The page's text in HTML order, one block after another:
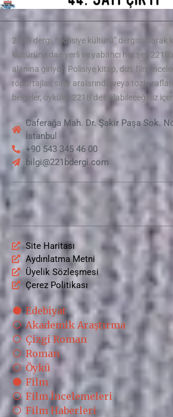
221B dergi, “polisiye kültürü” dergisi olarak
kültürüne dair yerli ve yabancı her şey
alanına giriyor. Polisiye kitap, dizi, film
röportajlar, satır aralarında veya tozlu
belgeler, öyküler 221B’de bulabileceğiniz
Caferağa Mah. Dr. Şakir Paşa Sok.
İstanbul
+90 543 345 46 00
bilgi@221bdergi.com
Site Haritası
Aydınlatma Metni
Üyelik Sözleşmesi
Çerez Politikası
Edebiyat
Akademik Araştırma
Çizgi Roman
Roman
Öykü
Film
Film İncelemeleri
Film Haberleri